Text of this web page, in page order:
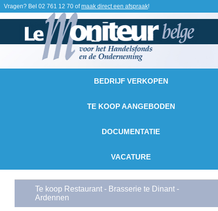
Vragen? Bel 02 761 12 70 ofmaak direct een afspraak!
BEDRIJF VERKOPEN
TE KOOP AANGEBODEN
DOCUMENTATIE
VACATURE
Te koop Restaurant - Brasserie te Dinant -
Ardennen